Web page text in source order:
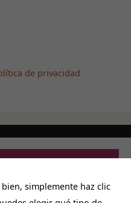
de privacidad
simplemente haz clic